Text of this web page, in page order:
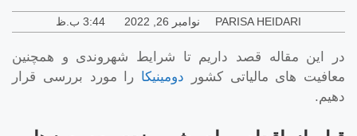
PARISA HEIDARI نوامبر 26, 2022 3:44 ب.ظ
در این مقاله قصد داریم تا شرایط شهروندی و همچنین
معافیت های مالیاتی کشور دومینیکا را مورد بررسی قرار
دهیم.